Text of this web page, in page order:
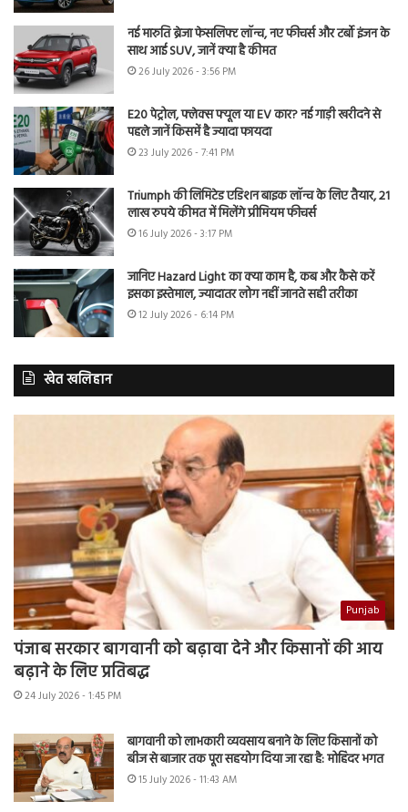
नई मारुति ब्रेजा फेसलिफ्ट लॉन्च, नए फीचर्स और टर्बो इंजन के
साथ आई SUV, जानें क्या है कीमत
26 July 2026 - 3:56 PM
E20 पेट्रोल, फ्लेक्स फ्यूल या EV कार? नई गाड़ी खरीदने से
पहले जानें किसमें है ज्यादा फायदा
23 July 2026 - 7:41 PM
Triumph की लिमिटेड एडिशन बाइक लॉन्च के लिए तैयार, 21
लाख रुपये कीमत में मिलेंगे प्रीमियम फीचर्स
16 July 2026 - 3:17 PM
जानिए Hazard Light का क्या काम है, कब और कैसे करें
इसका इस्तेमाल, ज्यादातर लोग नहीं जानते सही तरीका
12 July 2026 - 6:14 PM
खेत खलिहान
Punjab
पंजाब सरकार बागवानी को बढ़ावा देने और किसानों की आय
बढ़ाने के लिए प्रतिबद्ध
24 July 2026 - 1:45 PM
बागवानी को लाभकारी व्यवसाय बनाने के लिए किसानों को
बीज से बाजार तक पूरा सहयोग दिया जा रहा है: मोहिंदर भगत
15 July 2026 - 11:43 AM